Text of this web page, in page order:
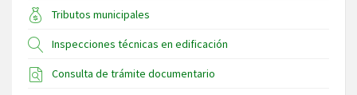
Tributos municipales
Inspecciones técnicas en edificación
Consulta de trámite documentario